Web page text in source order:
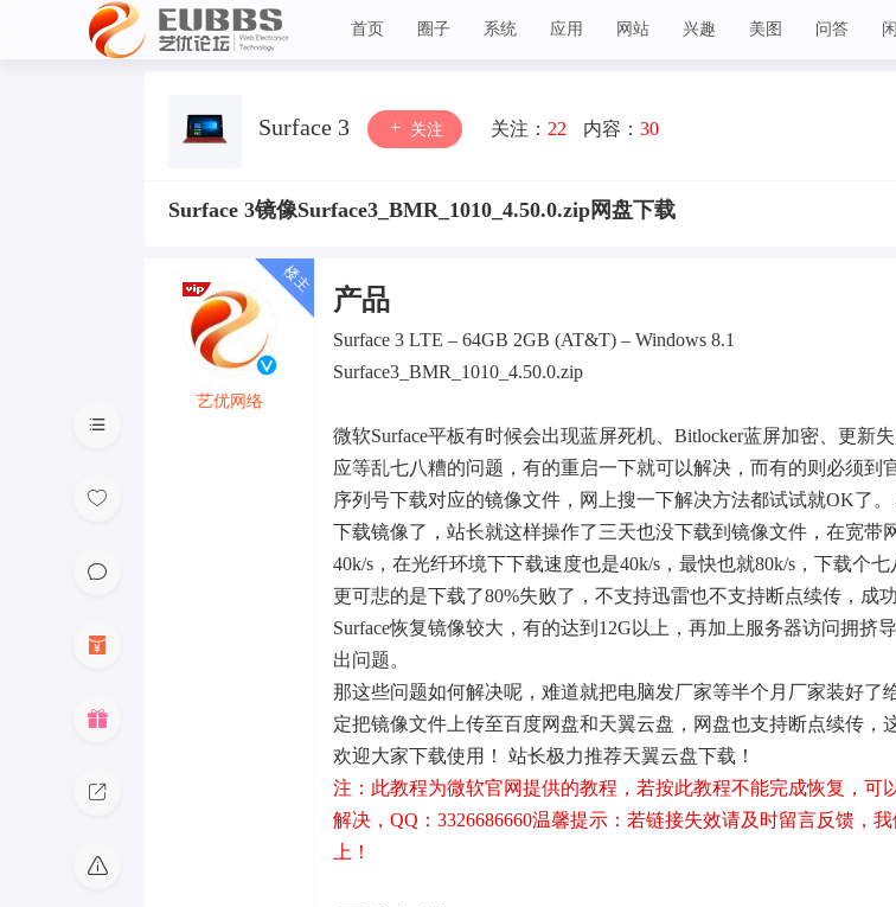
首页 圈子 系统 应用 网站 兴趣 美图 问答
Surface 3 关注 关注： 22 内容： 30
Surface 3镜像Surface3_BMR_1010_4.50.0.zip网盘下载
艺优网络
产品
Surface 3 LTE – 64GB 2GB (AT&T) – Windows 8.1
Surface3_BMR_1010_4.50.0.zip
微软Surface平板有时候会出现蓝屏死机、Bitlocker蓝屏加密、更新
应等乱七八糟的问题，有的重启一下就可以解决，而有的则必须到
序列号下载对应的镜像文件，网上搜一下解决方法都试试就OK了
下载镜像了，站长就这样操作了三天也没下载到镜像文件，在宽带
40k/s，在光纤环境下下载速度也是40k/s，最快也就80k/s，下载个七
更可悲的是下载了80%失败了，不支持迅雷也不支持断点续传，成
Surface恢复镜像较大，有的达到12G以上，再加上服务器访问拥挤
出问题。
那这些问题如何解决呢，难道就把电脑发厂家等半个月厂家装好了
定把镜像文件上传至百度网盘和天翼云盘，网盘也支持断点续传，
欢迎大家下载使用！ 站长极力推荐天翼云盘下载！
注：此教程为微软官网提供的教程，若按此教程不能完成恢复，可
解决，QQ：3326686660温馨提示：若链接失效请及时留言反馈，
上！